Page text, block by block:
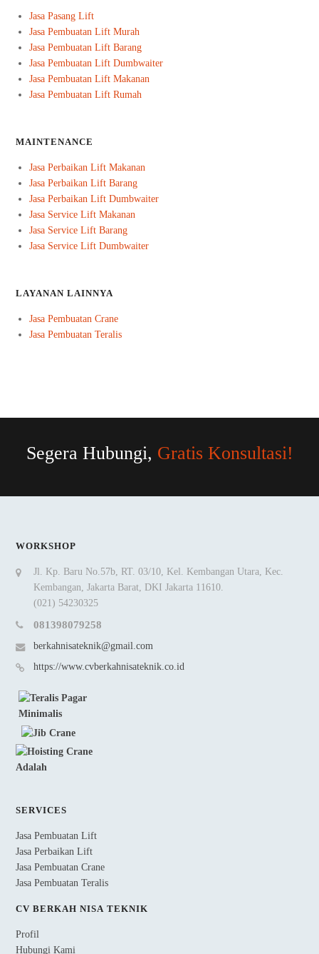
Jasa Pasang Lift
Jasa Pembuatan Lift Murah
Jasa Pembuatan Lift Barang
Jasa Pembuatan Lift Dumbwaiter
Jasa Pembuatan Lift Makanan
Jasa Pembuatan Lift Rumah
MAINTENANCE
Jasa Perbaikan Lift Makanan
Jasa Perbaikan Lift Barang
Jasa Perbaikan Lift Dumbwaiter
Jasa Service Lift Makanan
Jasa Service Lift Barang
Jasa Service Lift Dumbwaiter
LAYANAN LAINNYA
Jasa Pembuatan Crane
Jasa Pembuatan Teralis
Segera Hubungi, Gratis Konsultasi!
WORKSHOP
Jl. Kp. Baru No.57b, RT. 03/10, Kel. Kembangan Utara, Kec.
Kembangan, Jakarta Barat, DKI Jakarta 11610.
(021) 54230325
081398079258
berkahnisateknik@gmail.com
https://www.cvberkahnisateknik.co.id
SERVICES
Jasa Pembuatan Lift
Jasa Perbaikan Lift
Jasa Pembuatan Crane
Jasa Pembuatan Teralis
CV BERKAH NISA TEKNIK
Profil
Hubungi Kami